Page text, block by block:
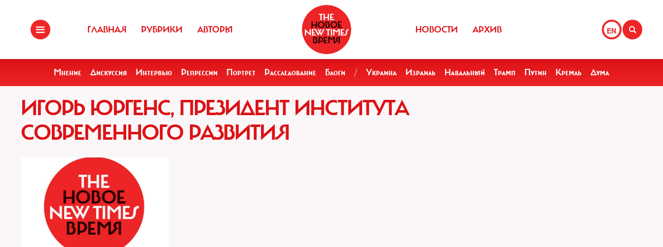
ГЛАВНАЯ РУБРИКИ АВТОРЫ EN
НОВОСТИ АРХИВ
Мнение Дискуссия Интервью Репрессии Портрет Расследование Блоги / Украина Израиль Навальный Трамп Путин Кремль Дума
ИГОРЬ ЮРГЕНС, ПРЕЗИДЕНТ ИНСТИТУТА
СОВРЕМЕННОГО РАЗВИТИЯ